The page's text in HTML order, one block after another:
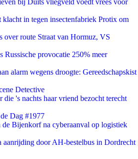
bij Duits vliegveld voedt vrees voor
in tegen insectenfabriek Protix om
over route Straat van Hormuz, VS
Russische provocatie 250% meer
alarm wegens droogte: Gereedschapskist
Detective
die 's nachts haar vriend bezocht terecht
Dag #1977
Bijenkorf na cyberaanval op logistiek
aanrijding door AH-bestelbus in Dordrecht